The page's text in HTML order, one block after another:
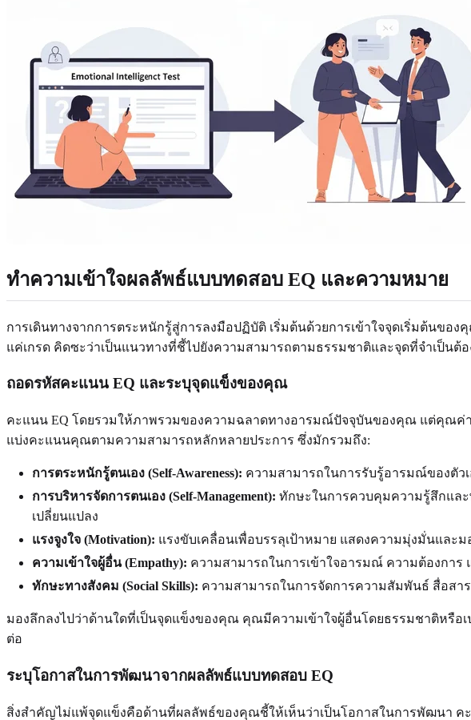
ทำความเข้าใจผลลัพธ์แบบทดสอบ EQ และความหมาย
การเดินทางจากการตระหนักรู้สู่การลงมือปฏิบัติ เริ่มต้นด้วยการเข้าใจจุดเริ่มต้น
แค่เกรด คิดซะว่าเป็นแนวทางที่ชี้ไปยังความสามารถตามธรรมชาติและจุดที่จำเป็นต้
ถอดรหัสคะแนน EQ และระบุจุดแข็งของคุณ
คะแนน EQ โดยรวมให้ภาพรวมของความฉลาดทางอารมณ์ปัจจุบันของคุณ แต่คุณค่า
แบ่งคะแนนคุณตามความสามารถหลักหลายประการ ซึ่งมักรวมถึง:
การตระหนักรู้ตนเอง (Self-Awareness): ความสามารถในการรับรู้อารมณ์ของตั
การบริหารจัดการตนเอง (Self-Management): ทักษะในการควบคุมความรู้สึกแล
เปลี่ยนแปลง
แรงจูงใจ (Motivation): แรงขับเคลื่อนเพื่อบรรลุเป้าหมาย แสดงความมุ่งมั่นและ
ความเข้าใจผู้อื่น (Empathy): ความสามารถในการเข้าใจอารมณ์ ความต้องกา
ทักษะทางสังคม (Social Skills): ความสามารถในการจัดการความสัมพันธ์ สื่อสา
มองลึกลงไปว่าด้านใดที่เป็นจุดแข็งของคุณ คุณมีความเข้าใจผู้อื่นโดยธรรมชาติหรือ
ต่อ
ระบุโอกาสในการพัฒนาจากผลลัพธ์แบบทดสอบ EQ
สิ่งสำคัญไม่แพ้จุดแข็งคือด้านที่ผลลัพธ์ของคุณชี้ให้เห็นว่าเป็นโอกาสในการพัฒนา ค